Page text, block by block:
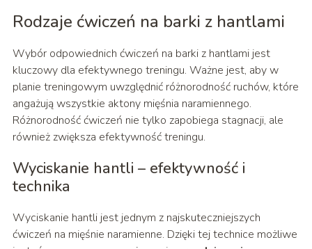
Rodzaje ćwiczeń na barki z hantlami
Wybór odpowiednich ćwiczeń na barki z hantlami jest
kluczowy dla efektywnego treningu. Ważne jest, aby w
planie treningowym uwzględnić różnorodność ruchów, które
angażują wszystkie aktony mięśnia naramiennego.
Różnorodność ćwiczeń nie tylko zapobiega stagnacji, ale
również zwiększa efektywność treningu.
Wyciskanie hantli – efektywność i
technika
Wyciskanie hantli jest jednym z najskuteczniejszych
ćwiczeń na mięśnie naramienne. Dzięki tej technice możliwe